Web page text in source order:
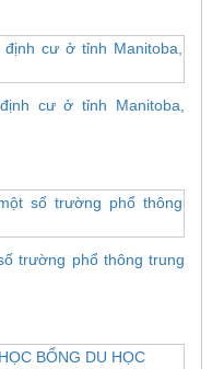
cư ở tỉnh Manitoba,
trường phổ thông trung